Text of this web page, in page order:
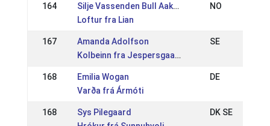
164
Silje Vassenden Bull Aakrann
Loftur fra Lian
NO
167
Amanda Adolfson
Kolbeinn fra Jespersgaarde
SE
168
Emilia Wogan
Varða frá Ármóti
DE
168
Sys Pilegaard
DK SE